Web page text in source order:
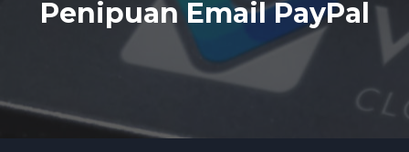
Penipuan Email PayPal